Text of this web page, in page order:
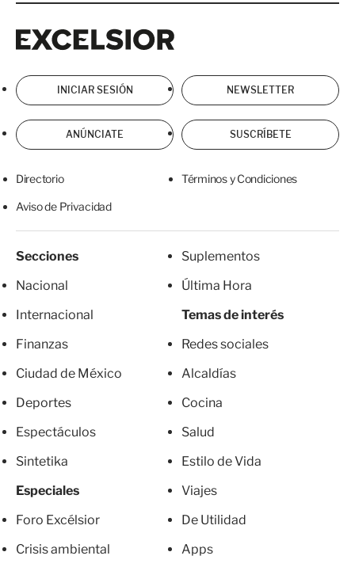
INICIAR SESIÓN NEWSLETTER
ANÚNCIATE SUSCRÍBETE
Directorio Términos y Condiciones
Aviso de Privacidad
Secciones
Nacional
Internacional
Finanzas
Ciudad de México
Deportes
Espectáculos
Sintetika
Especiales
Foro Excélsior
Crisis ambiental
Suplementos
Última Hora
Temas de interés
Redes sociales
Alcaldías
Cocina
Salud
Estilo de Vida
Viajes
De Utilidad
Apps